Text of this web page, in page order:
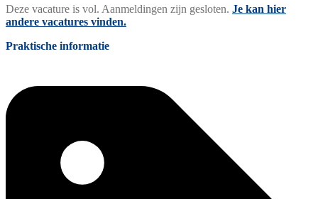
Deze vacature is vol. Aanmeldingen zijn gesloten. Je kan hier
andere vacatures vinden.
Praktische informatie